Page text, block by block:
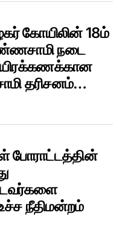
கோயிலின் 18ம்
நடை
தரிசனம்…
போராட்டத்தின்
நீதிமன்றம்